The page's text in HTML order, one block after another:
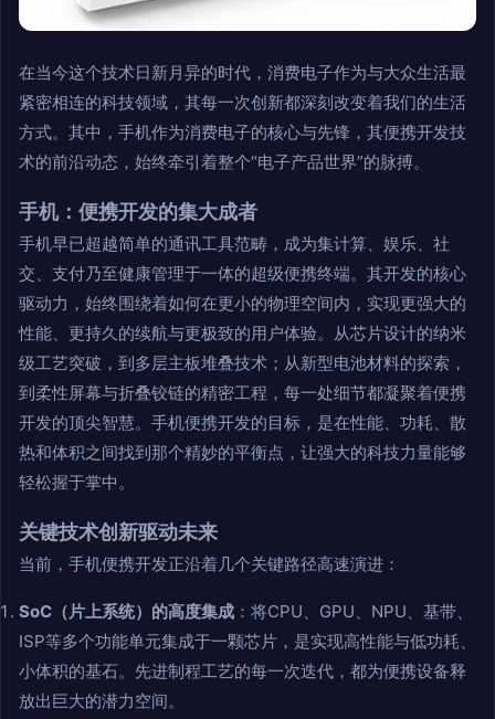
在当今这个技术日新月异的时代，消费电子作为与大众生活最
紧密相连的科技领域，其每一次创新都深刻改变着我们的生活
方式。其中，手机作为消费电子的核心与先锋，其便携开发技
术的前沿动态，始终牵引着整个“电子产品世界”的脉搏。
手机：便携开发的集大成者
手机早已超越简单的通讯工具范畴，成为集计算、娱乐、社
交、支付乃至健康管理于一体的超级便携终端。其开发的核心
驱动力，始终围绕着如何在更小的物理空间内，实现更强大的
性能、更持久的续航与更极致的用户体验。从芯片设计的纳米
级工艺突破，到多层主板堆叠技术；从新型电池材料的探索，
到柔性屏幕与折叠铰链的精密工程，每一处细节都凝聚着便携
开发的顶尖智慧。手机便携开发的目标，是在性能、功耗、散
热和体积之间找到那个精妙的平衡点，让强大的科技力量能够
轻松握于掌中。
关键技术创新驱动未来
当前，手机便携开发正沿着几个关键路径高速演进：
SoC（片上系统）的高度集成 ：将CPU、GPU、NPU、基带、
ISP等多个功能单元集成于一颗芯片，是实现高性能与低功耗、
小体积的基石。先进制程工艺的每一次迭代，都为便携设备释
放出巨大的潜力空间。